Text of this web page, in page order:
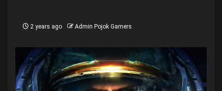
2 years ago Admin Pojok Gamers